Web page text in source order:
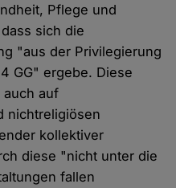
Pflege und
sich die
"aus der Privilegierung
GG" ergebe. Diese
auf
nichtreligiösen
kollektiver
diese "nicht unter die
fallen